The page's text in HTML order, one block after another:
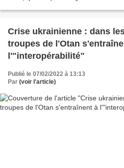
Crise ukrainienne : dans
troupes de l'Otan
l'"interopérabilité"
Publié le 07/02/2022 à 13:13
Par (voir l'article)